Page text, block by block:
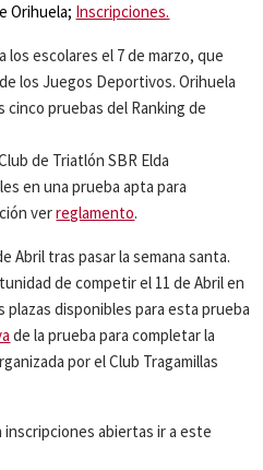
Orihuela; Inscripciones.
los escolares el 7 de marzo, que
los Juegos Deportivos. Orihuela
cinco pruebas del Ranking de
de Triatlón SBR Elda
en una prueba apta para
verreglamento.
Abril tras pasar la semana santa.
de competir el 11 de Abril en
plazas disponibles para esta prueba
de la prueba para completar la
por el Club Tragamillas
abiertas ir a este